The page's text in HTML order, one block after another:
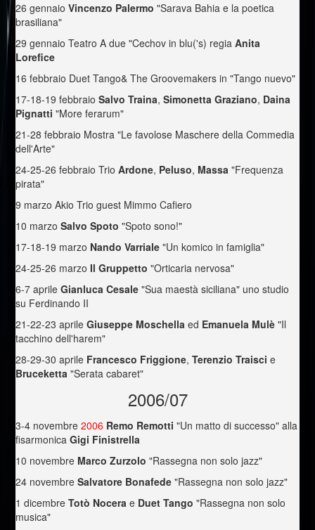
26 gennaioVincenzo Palermo"Sarava Bahia e la poetica
brasiliana"
29 gennaio Teatro A due "Cechov in blu('s) regiaAnita
Lorefice
16 febbraio Duet Tango& The Groovemakers in "Tango nuevo"
17-18-19 febbraioSalvo Traina,Simonetta Graziano, Daina
Pignatti"More ferarum"
21-28 febbraio Mostra "Le favolose Maschere della Commedia
dell'Arte"
24-25-26 febbraio TrioArdone, Peluso, Massa "Frequenza
pirata"
9 marzo Akio Trio guest Mimmo Cafiero
10 marzoSalvo Spoto"Spoto sono!"
17-18-19 marzo Nando Varriale"Un komico in famiglia"
24-25-26 marzoIl Gruppetto"Orticaria nervosa"
6-7 aprileGianluca Cesale"Sua maestà siciliana" uno studio
su Ferdinando II
21-22-23 aprileGiuseppe Moschellaed Emanuela Mulè"Il
tacchino dell'harem"
28-29-30 aprile Francesco Friggione,Terenzio Traiscie
Bruceketta "Serata cabaret"
2006/07
3-4 novembre2006 Remo Remotti"Un matto di successo" alla
fisarmonicaGigi Finistrella
10 novembre Marco Zurzolo"Rassegna non solo jazz"
24 novembreSalvatore Bonafede"Rassegna non solo jazz"
1 dicembreTotò Nocerae Duet Tango"Rassegna non solo
musica"